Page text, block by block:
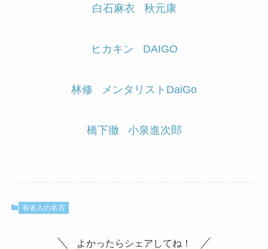
白石麻衣 秋元康
ヒカキン DAIGO
林修 メンタリストDaiGo
橋下徹 小泉進次郎
有名人の名言
よかったらシェアしてね！